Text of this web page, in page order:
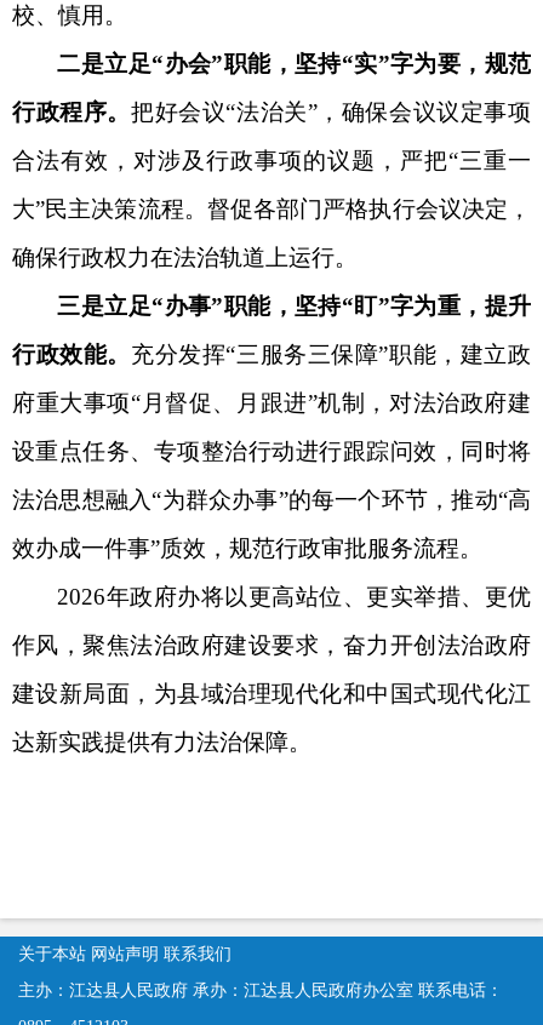
校、慎用。
二是立足“办会”职能，坚持“实”字为要，规范
行政程序。 把好会议“法治关”，确保会议议定事项
合法有效，对涉及行政事项的议题，严把“三重一
大”民主决策流程。督促各部门严格执行会议决定，
确保行政权力在法治轨道上运行。
三是立足“办事”职能，坚持“盯”字为重，提升
行政效能。 充分发挥“三服务三保障”职能， 建立政
府重大事项“月督促、月跟进”机制，对法治政府建
设重点任务、专项整治行动进行跟踪问效，同时将
法治思想融入“为群众办事”的每一个环节，推动“高
效办成一件事”质效，规范行政审批服务流程。
2026年政府办将以更高站位、更实举措、更优
作风，聚焦法治政府建设要求，奋力开创法治政府
建设新局面，为县域治理现代化和中国式现代化江
达新实践提供有力法治保障。
关于本站 网站声明 联系我们
主办：江达县人民政府 承办：江达县人民政府办公室 联系电话：